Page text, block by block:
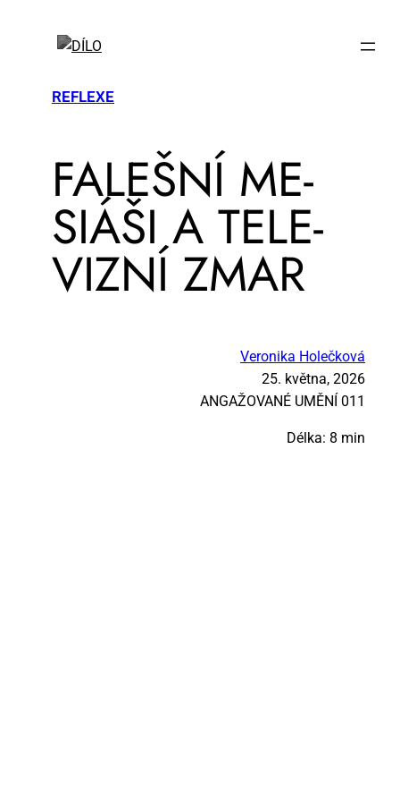
REFLEXE
FA­LEŠ­NÍ ME­
SI­ÁŠI A TE­LE­
VIZ­NÍ ZMAR
Veronika Holečková
25. května, 2026
AN­GA­ŽO­VA­NÉ UMĚ­NÍ 011
Délka: 8 min